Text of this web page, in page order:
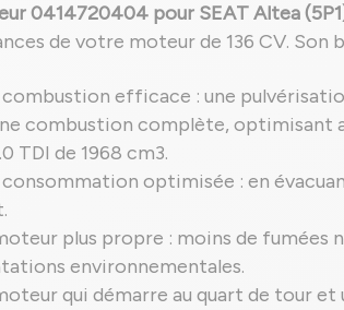
0414720404 pour SEAT Altea
de votre moteur de 136 CV. Son
efficace : une
combustion complète, optimisant
TDI de 1968 cm3.
optimisée : en
plus propre : moins de fumées
environnementales.
qui démarre au quart de tour et